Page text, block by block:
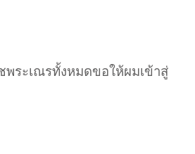
พระเณรทั้งหมดขอให้ผมเข้าสู่